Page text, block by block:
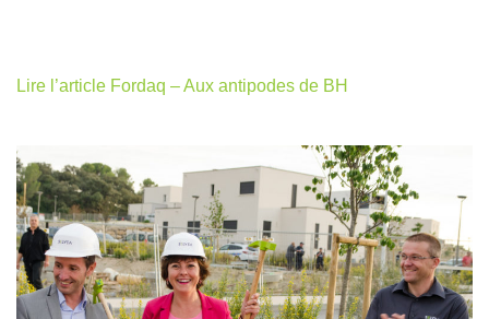
Lire l’article Fordaq – Aux antipodes de BH